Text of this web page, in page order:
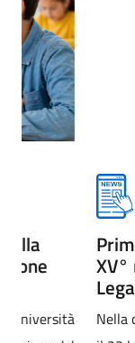
28/07/
Prima
XV°
Legambiente
Nella cornice del